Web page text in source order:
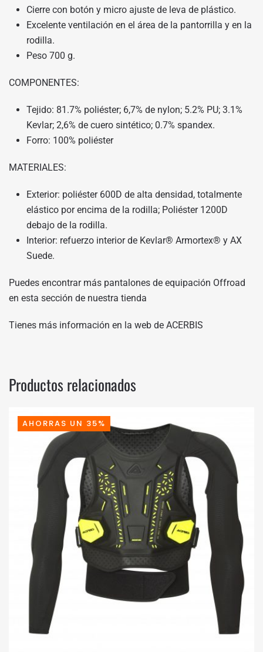
Cierre con botón y micro ajuste de leva de plástico.
Excelente ventilación en el área de la pantorrilla y en la
rodilla.
Peso 700 g.
COMPONENTES:
Tejido: 81.7% poliéster; 6,7% de nylon; 5.2% PU; 3.1%
Kevlar; 2,6% de cuero sintético; 0.7% spandex.
Forro: 100% poliéster
MATERIALES:
Exterior: poliéster 600D de alta densidad, totalmente
elástico por encima de la rodilla; Poliéster 1200D
debajo de la rodilla.
Interior: refuerzo interior de Kevlar® Armortex® y AX
Suede.
Puedes encontrar más pantalones de equipación Offroad
en esta sección de nuestra tienda
Tienes más información en la web de ACERBIS
Productos relacionados
AHORRAS UN 35%